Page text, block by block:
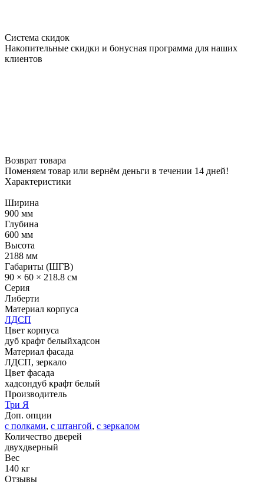
Система скидок
Накопительные скидки и бонусная программа для наших
клиентов
Возврат товара
Поменяем товар или вернём деньги в течении 14 дней!
Характеристики
Ширина
900 мм
Глубина
600 мм
Высота
2188 мм
Габариты (ШГВ)
90 × 60 × 218.8 см
Серия
Либерти
Материал корпуса
ЛДСП
Цвет корпуса
дуб крафт белыйхадсон
Материал фасада
ЛДСП, зеркало
Цвет фасада
хадсондуб крафт белый
Производитель
Три Я
Доп. опции
с полками, с штангой, с зеркалом
Количество дверей
двухдверный
Вес
140 кг
Отзывы